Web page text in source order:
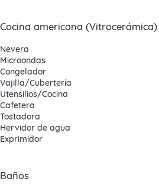
Cocina americana (Vitrocerámica)
Nevera
Microondas
Congelador
Vajilla/Cubertería
Utensilios/Cocina
Cafetera
Tostadora
Hervidor de agua
Exprimidor
Baños